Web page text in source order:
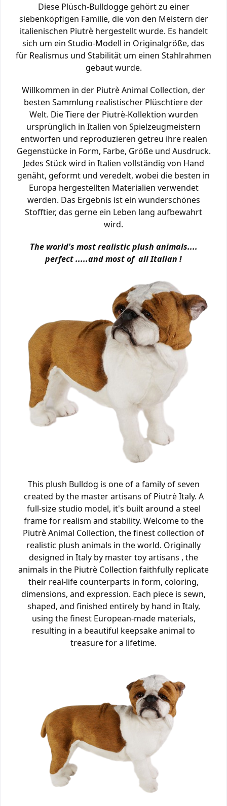
Diese Plüsch-Bulldogge gehört zu einer
siebenköpfigen Familie, die von den Meistern der
italienischen Piutrè hergestellt wurde. Es handelt
sich um ein Studio-Modell in Originalgröße, das
für Realismus und Stabilität um einen Stahlrahmen
gebaut wurde.
Willkommen in der Piutrè Animal Collection, der
besten Sammlung realistischer Plüschtiere der
Welt. Die Tiere der Piutrè-Kollektion wurden
ursprünglich in Italien von Spielzeugmeistern
entworfen und reproduzieren getreu ihre realen
Gegenstücke in Form, Farbe, Größe und Ausdruck.
Jedes Stück wird in Italien vollständig von Hand
genäht, geformt und veredelt, wobei die besten in
Europa hergestellten Materialien verwendet
werden. Das Ergebnis ist ein wunderschönes
Stofftier, das gerne ein Leben lang aufbewahrt
wird.
The world's most realistic plush animals....
perfect .....and most of all Italian !
This plush Bulldog is one of a family of seven
created by the master artisans of Piutrè Italy. A
full-size studio model, it's built around a steel
frame for realism and stability. Welcome to the
Piutrè Animal Collection, the finest collection of
realistic plush animals in the world. Originally
designed in Italy by master toy artisans , the
animals in the Piutrè Collection faithfully replicate
their real-life counterparts in form, coloring,
dimensions, and expression. Each piece is sewn,
shaped, and finished entirely by hand in Italy,
using the finest European-made materials,
resulting in a beautiful keepsake animal to
treasure for a lifetime.